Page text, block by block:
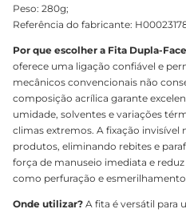
Peso: 280g;
Referência do fabricante:
Por que escolher a Fita Dupla-
oferece uma ligação confiável e
mecânicos convencionais não
composição acrílica garante
umidade, solventes e variações
climas extremos. A fixação invisível
produtos, eliminando rebites e
força de manuseio imediata e
como perfuração e
Onde utilizar? A fita é versátil para